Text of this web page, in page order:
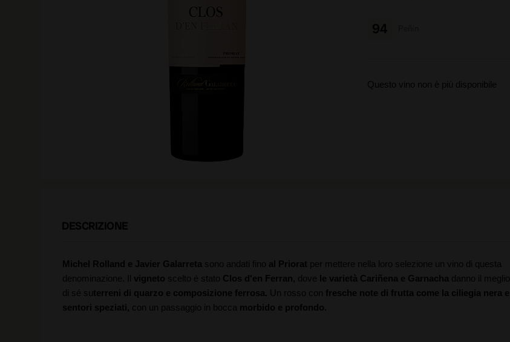
94
Questo vino non è più disponibile
DESCRIZIONE
Michel Rolland e Javier Galarreta sono andati fino al Priorat per mettere nella loro selezione un vino di questa
denominazione. Il vigneto scelto è stato Clos d'en Ferran, dove le varietà Cariñena e Garnacha danno il meglio
di sé suterreni di quarzo e composizione ferrosa. Un rosso con fresche note di frutta come la ciliegia nera e
sentori speziati, con un passaggio in bocca morbido e profondo.